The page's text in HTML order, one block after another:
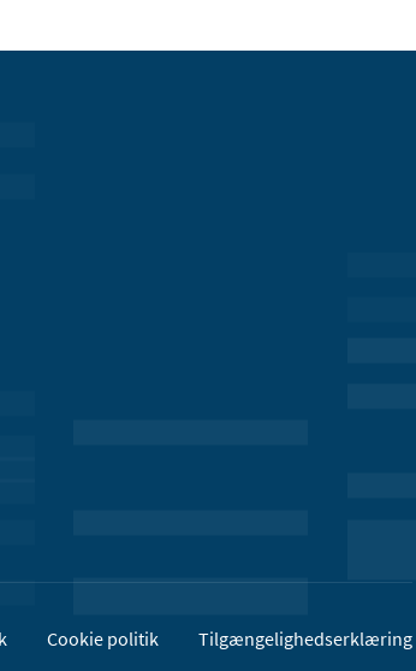
Cookie politik Tilgængelighedserklæring